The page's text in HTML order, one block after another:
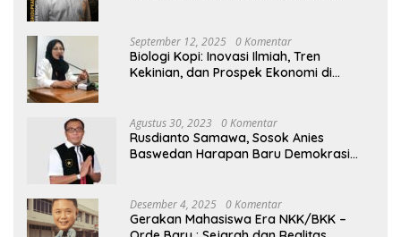
September 12, 2025 0 Komentar
Biologi Kopi: Inovasi Ilmiah, Tren
Kekinian, dan Prospek Ekonomi di
Agustus 30, 2023 0 Komentar
Rusdianto Samawa, Sosok Anies
Baswedan Harapan Baru Demokrasi
Desember 4, 2025 0 Komentar
Gerakan Mahasiswa Era NKK/BKK –